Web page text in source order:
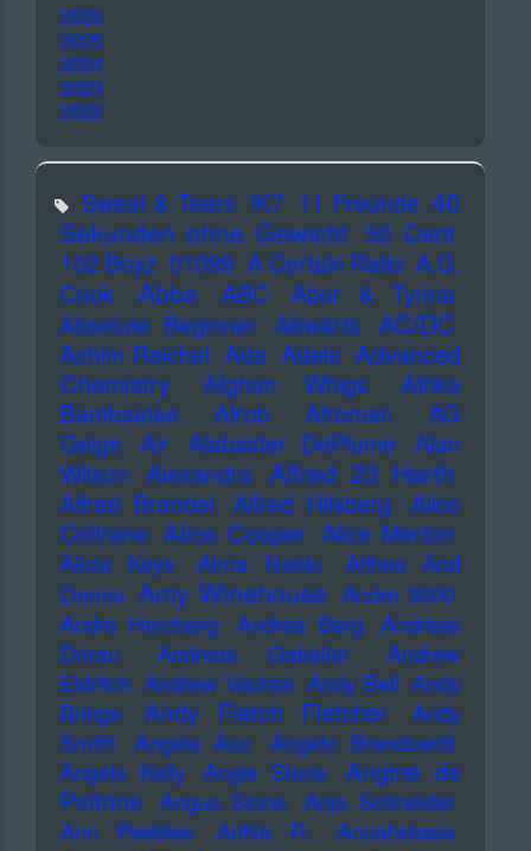
2026
2025
2024
2023
2022
Sweat & Tears !K7 11 Freunde 40
Sekunden ohne Gewicht 50 Cent
102 Boyz 01099 A Certain Ratio A.G.
Cook
Abba ABC
Abor & Tynna
Absolute Beginner Abwärts AC/DC
Achim Reichel Ada Adele Advanced
Chemistry
Afghan Whigs
Afrika
Bambaataa
Afrob Afroman
AG
Geige
Air Alabaster DePlume
Alan
Wilson Alexandra Alfred 23 Harth
Alfred Brendel Alfred Hilsberg
Alice
Coltrane Alice Cooper Alice Merton
Alicia Keys Alma Naidu
Althea And
Donna Amy Winehouse Andre 3000
Andre Herzberg
Andrea Berg
Andreas
Dorau
Andreas Gabalier
Andrew
Eldritch Andrew Vachss Andy Bell Andy
Brings
Andy Fletch Fletcher
Andy
Smith
Angela Aux
Angelo Branduardi
Angelo Kelly
Angie Stone
Angine de
Poitrine Angus Stone Anja Schneider
Ann Peebles
AnNa R.
Annahstasia